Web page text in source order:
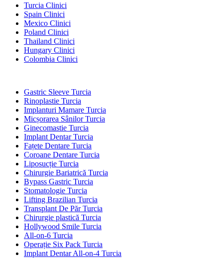
Turcia Clinici
Spain Clinici
Mexico Clinici
Poland Clinici
Thailand Clinici
Hungary Clinici
Colombia Clinici
Gastric Sleeve Turcia
Rinoplastie Turcia
Implanturi Mamare Turcia
Micșorarea Sânilor Turcia
Ginecomastie Turcia
Implant Dentar Turcia
Fațete Dentare Turcia
Coroane Dentare Turcia
Liposucție Turcia
Chirurgie Bariatrică Turcia
Bypass Gastric Turcia
Stomatologie Turcia
Lifting Brazilian Turcia
Transplant De Păr Turcia
Chirurgie plastică Turcia
Hollywood Smile Turcia
All-on-6 Turcia
Operație Six Pack Turcia
Implant Dentar All-on-4 Turcia